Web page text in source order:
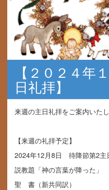
【２０２４年
日礼拝】
来週の主日礼拝をご案内いたし
【来週の礼拝予定】
2024年12月8日 待降節第2主
説教題「神の言葉が降った」
聖 書（新共同訳）